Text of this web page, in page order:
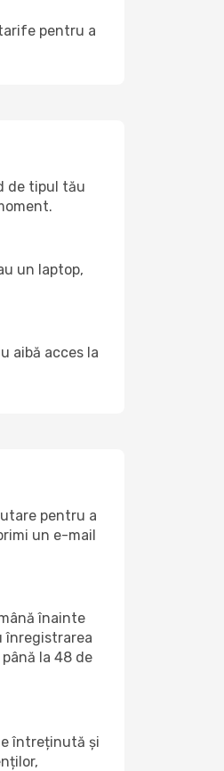
pentru a
de tipul tău
un laptop,
aibă acces la
pentru a
un e-mail
înainte
înregistrarea
la 48 de
întreținută și